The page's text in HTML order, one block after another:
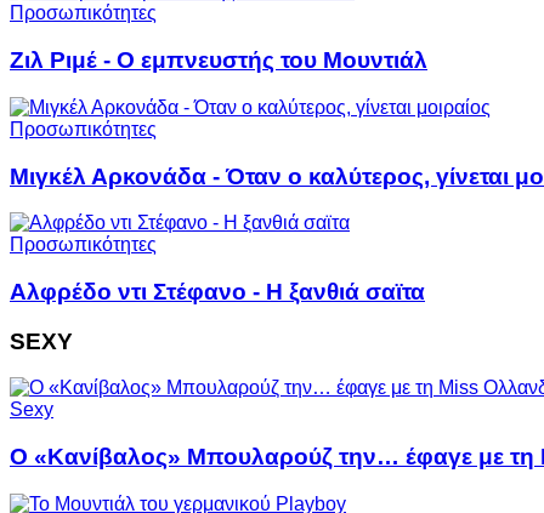
Προσωπικότητες
Ζιλ Ριμέ - Ο εμπνευστής του Μουντιάλ
Προσωπικότητες
Μιγκέλ Αρκονάδα - Όταν ο καλύτερος, γίνεται
Προσωπικότητες
Αλφρέδο ντι Στέφανο - Η ξανθιά σαϊτα
SEXY
Sexy
Ο «Κανίβαλος» Μπουλαρούζ την… έφαγε με τη